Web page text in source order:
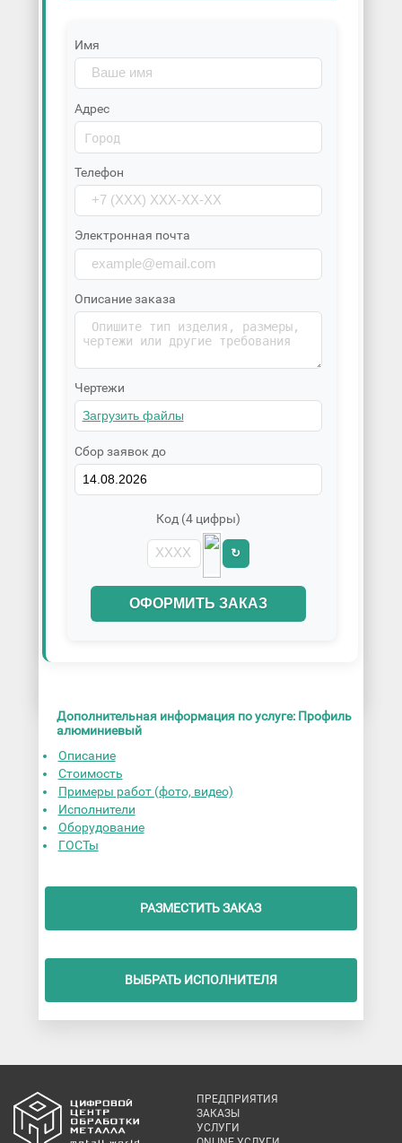
Имя
Адрес
Телефон
Электронная почта
Описание заказа
Чертежи
Сбор заявок до
Код (4 цифры)
↻
ОФОРМИТЬ ЗАКАЗ
Дополнительная информация по услуге: Профиль
алюминиевый
Описание
Стоимость
Примеры работ (фото, видео)
Исполнители
Оборудование
ГОСТы
РАЗМЕСТИТЬ ЗАКАЗ
ВЫБРАТЬ ИСПОЛНИТЕЛЯ
ПРЕДПРИЯТИЯ
ЗАКАЗЫ
УСЛУГИ